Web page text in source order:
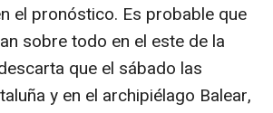
el pronóstico. Es probable que
sobre todo en el este de la
que el sábado las
y en el archipiélago Balear,